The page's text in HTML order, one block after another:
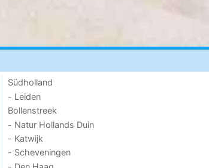
Südholland
- Leiden
Bollenstreek
- Natur Hollands Duin
- Katwijk
- Scheveningen